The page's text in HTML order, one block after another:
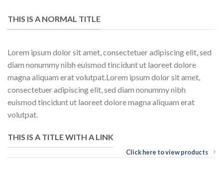
THIS IS A NORMAL TITLE
Lorem ipsum dolor sit amet, consectetuer adipiscing elit, sed
diam nonummy nibh euismod tincidunt ut laoreet dolore
magna aliquam erat volutpat.Lorem ipsum dolor sit amet,
consectetuer adipiscing elit, sed diam nonummy nibh
euismod tincidunt ut laoreet dolore magna aliquam erat
volutpat.
THIS IS A TITLE WITH A LINK
Click here to view products